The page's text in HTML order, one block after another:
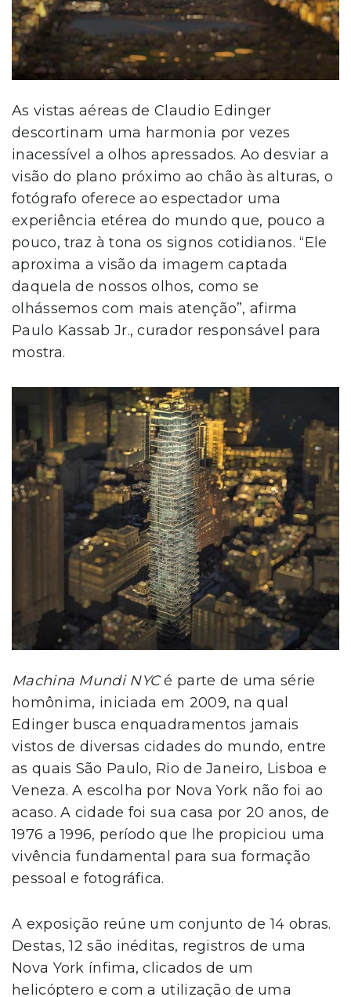
As vistas aéreas de Claudio Edinger
descortinam uma harmonia por vezes
inacessível a olhos apressados. Ao desviar a
visão do plano próximo ao chão às alturas, o
fotógrafo oferece ao espectador uma
experiência etérea do mundo que, pouco a
pouco, traz à tona os signos cotidianos. “Ele
aproxima a visão da imagem captada
daquela de nossos olhos, como se
olhássemos com mais atenção”, afirma
Paulo Kassab Jr., curador responsável para
mostra.
Machina Mundi NYCé parte de uma série
homônima, iniciada em 2009, na qual
Edinger busca enquadramentos jamais
vistos de diversas cidades do mundo, entre
as quais São Paulo, Rio de Janeiro, Lisboa e
Veneza. A escolha por Nova York não foi ao
acaso. A cidade foi sua casa por 20 anos, de
1976 a 1996, período que lhe propiciou uma
vivência fundamental para sua formação
pessoal e fotográfica.
A exposição reúne um conjunto de 14 obras.
Destas, 12 são inéditas, registros de uma
Nova York ínfima, clicados de um
helicóptero e com a utilização de uma